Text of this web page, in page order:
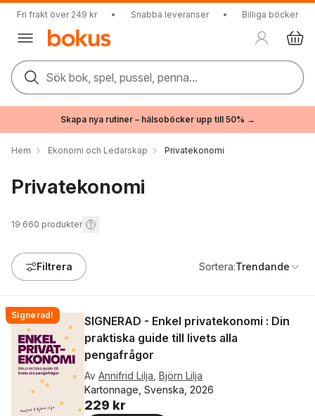
Fri frakt över 249 kr • Snabba leveranser • Billiga böcker
Sök bok, spel, pussel, penna...
Skapa nya rutiner – hälsoböcker upp till 50% →
Hem Ekonomi och Ledarskap Privatekonomi
Privatekonomi
19 660 produkter
Filtrera Sortera:Trendande
Signerad!
SIGNERAD - Enkel privatekonomi : Din
praktiska guide till livets alla
pengafrågor
Av Annifrid Lilja Björn Lilja
Kartonnage, Svenska, 2026
229 kr